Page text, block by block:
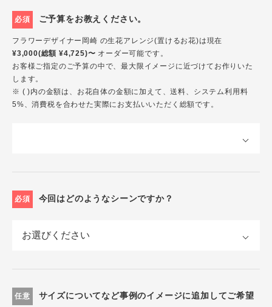
必須 ご予算をお教えください。
フラワーデザイナー岡崎 の生花アレンジ(置けるお花)は現在
¥3,000(総額 ¥4,725)〜 オーダー可能です。
お客様ご指定のご予算の中で、最大限イメージに近づけてお作りいた
します。
※ ( )内の金額は、お花自体の金額に加えて、送料、システム利用料
5%、消費税を合わせた実際にお支払いいただく総額です。
必須 今回はどのようなシーンですか？
任意
サイズについてなど事例のイメージに追加してご希望